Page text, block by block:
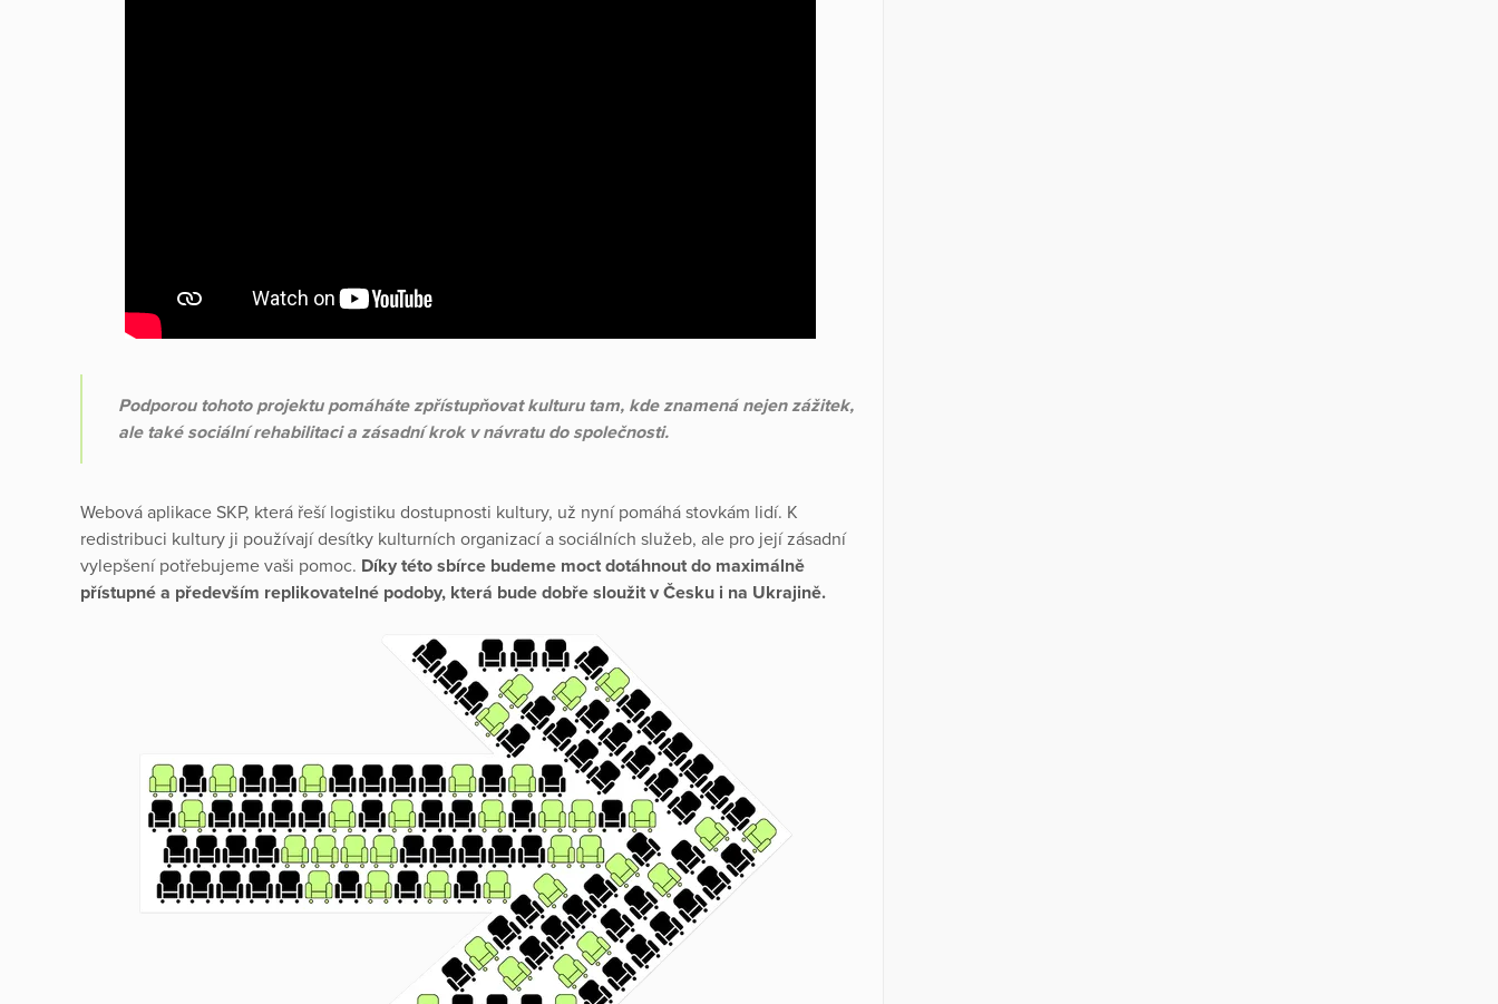
Podporou tohoto projektu pomáháte zpřístupňovat kulturu tam, kde znamená nejen zážitek,
ale také sociální rehabilitaci a zásadní krok v návratu do společnosti.
Webová aplikace SKP, která řeší logistiku dostupnosti kultury, už nyní pomáhá stovkám lidí. K
redistribuci kultury ji používají desítky kulturních organizací a sociálních služeb, ale pro její zásadní
vylepšení potřebujeme vaši pomoc. Díky této sbírce budeme moct dotáhnout do maximálně
přístupné a především replikovatelné podoby, která bude dobře sloužit v Česku i na Ukrajině.